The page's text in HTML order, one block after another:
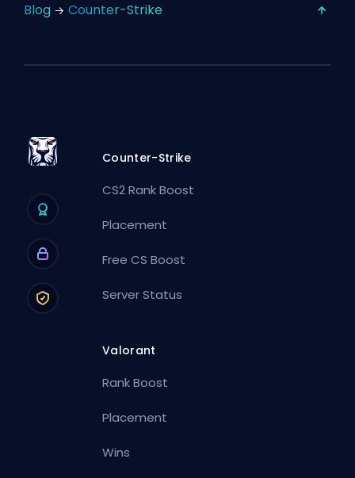
Blog Counter-Strike
Counter-Strike
CS2 Rank Boost
Placement
Free CS Boost
Server Status
Valorant
Rank Boost
Placement
Wins